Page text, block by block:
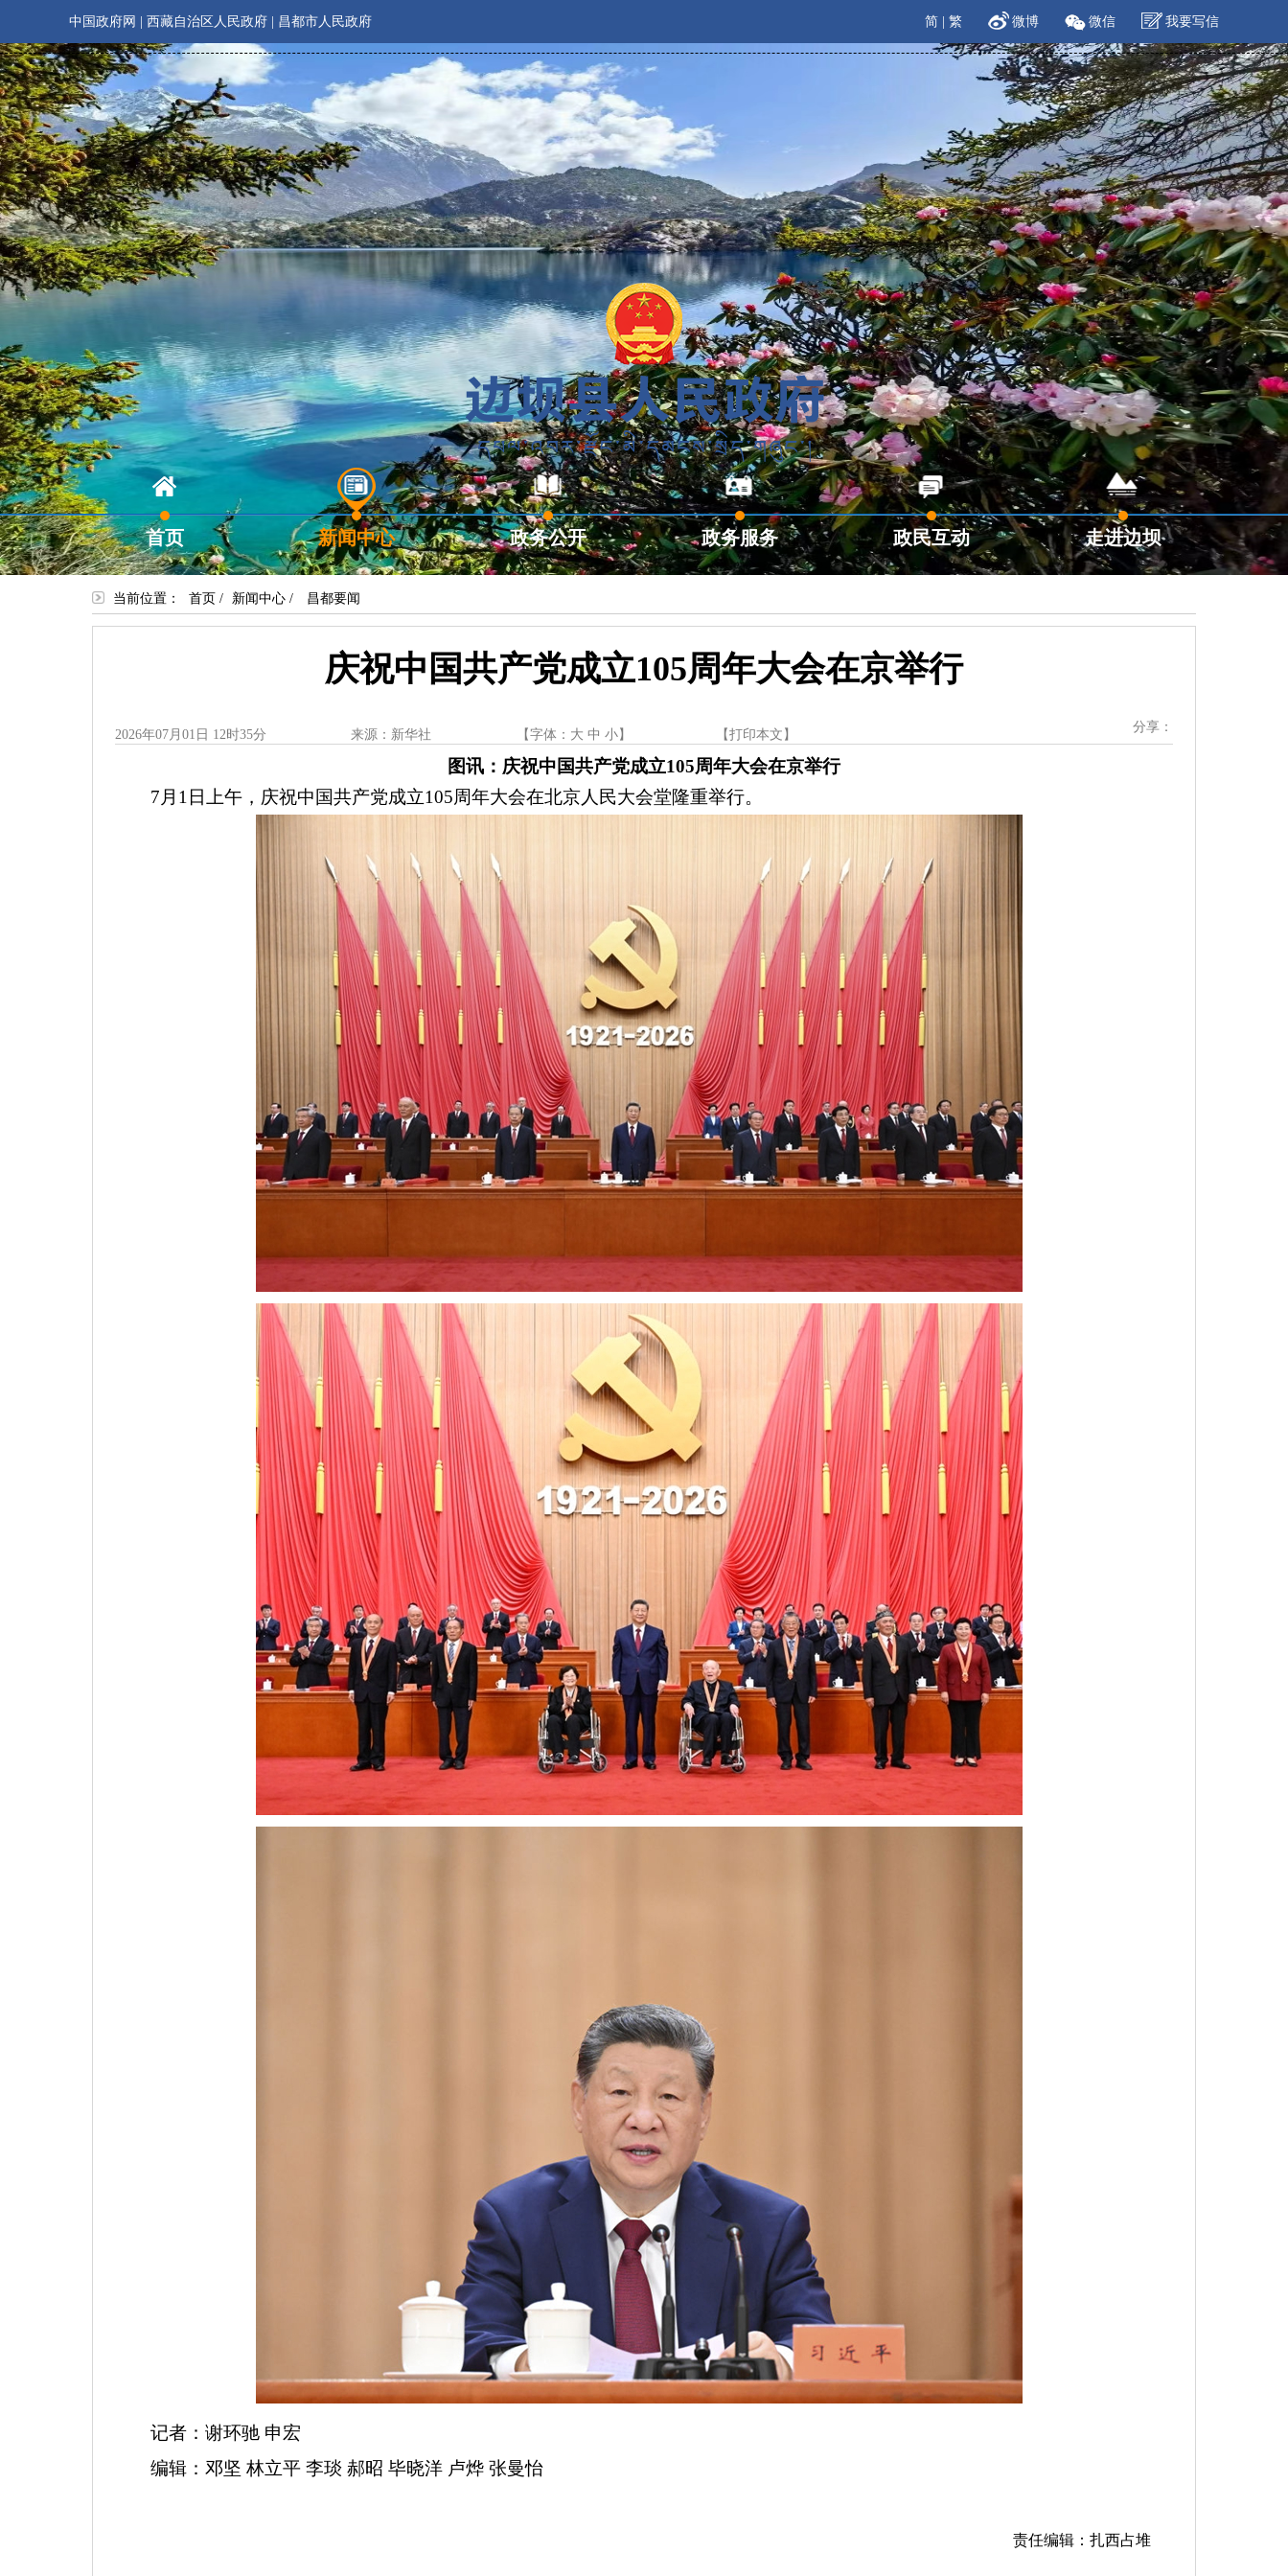
中国政府网 西藏自治区人民政府 昌都市人民政府 简 繁 微博 微信 我要写信
首页 新闻中心 政务公开 政务服务 政民互动 走进边坝
当前位置： 首页 / 新闻中心 / 昌都要闻
庆祝中国共产党成立105周年大会在京举行
2026年07月01日 12时35分 来源：新华社 【字体： 大 中 小】 【 打印本文 】
分享：
图讯：庆祝中国共产党成立105周年大会在京举行
7月1日上午，庆祝中国共产党成立105周年大会在北京人民大会堂隆重举行。
记者：谢环驰 申宏
编辑：邓坚 林立平 李琰 郝昭 毕晓洋 卢烨 张曼怡
责任编辑：扎西占堆